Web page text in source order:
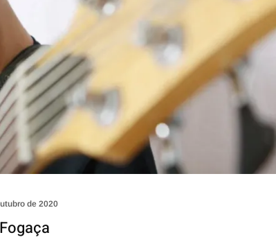
de 2020